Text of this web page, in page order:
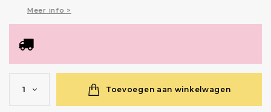
Meer info >
1 Toevoegen aan winkelwagen